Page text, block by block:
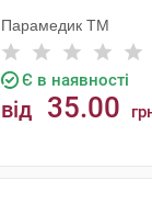
Парамедик ТМ
Є в наявності
від 35.00